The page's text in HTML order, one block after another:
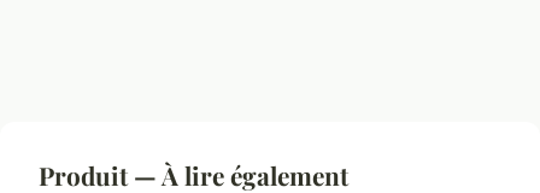
Produit — À lire également